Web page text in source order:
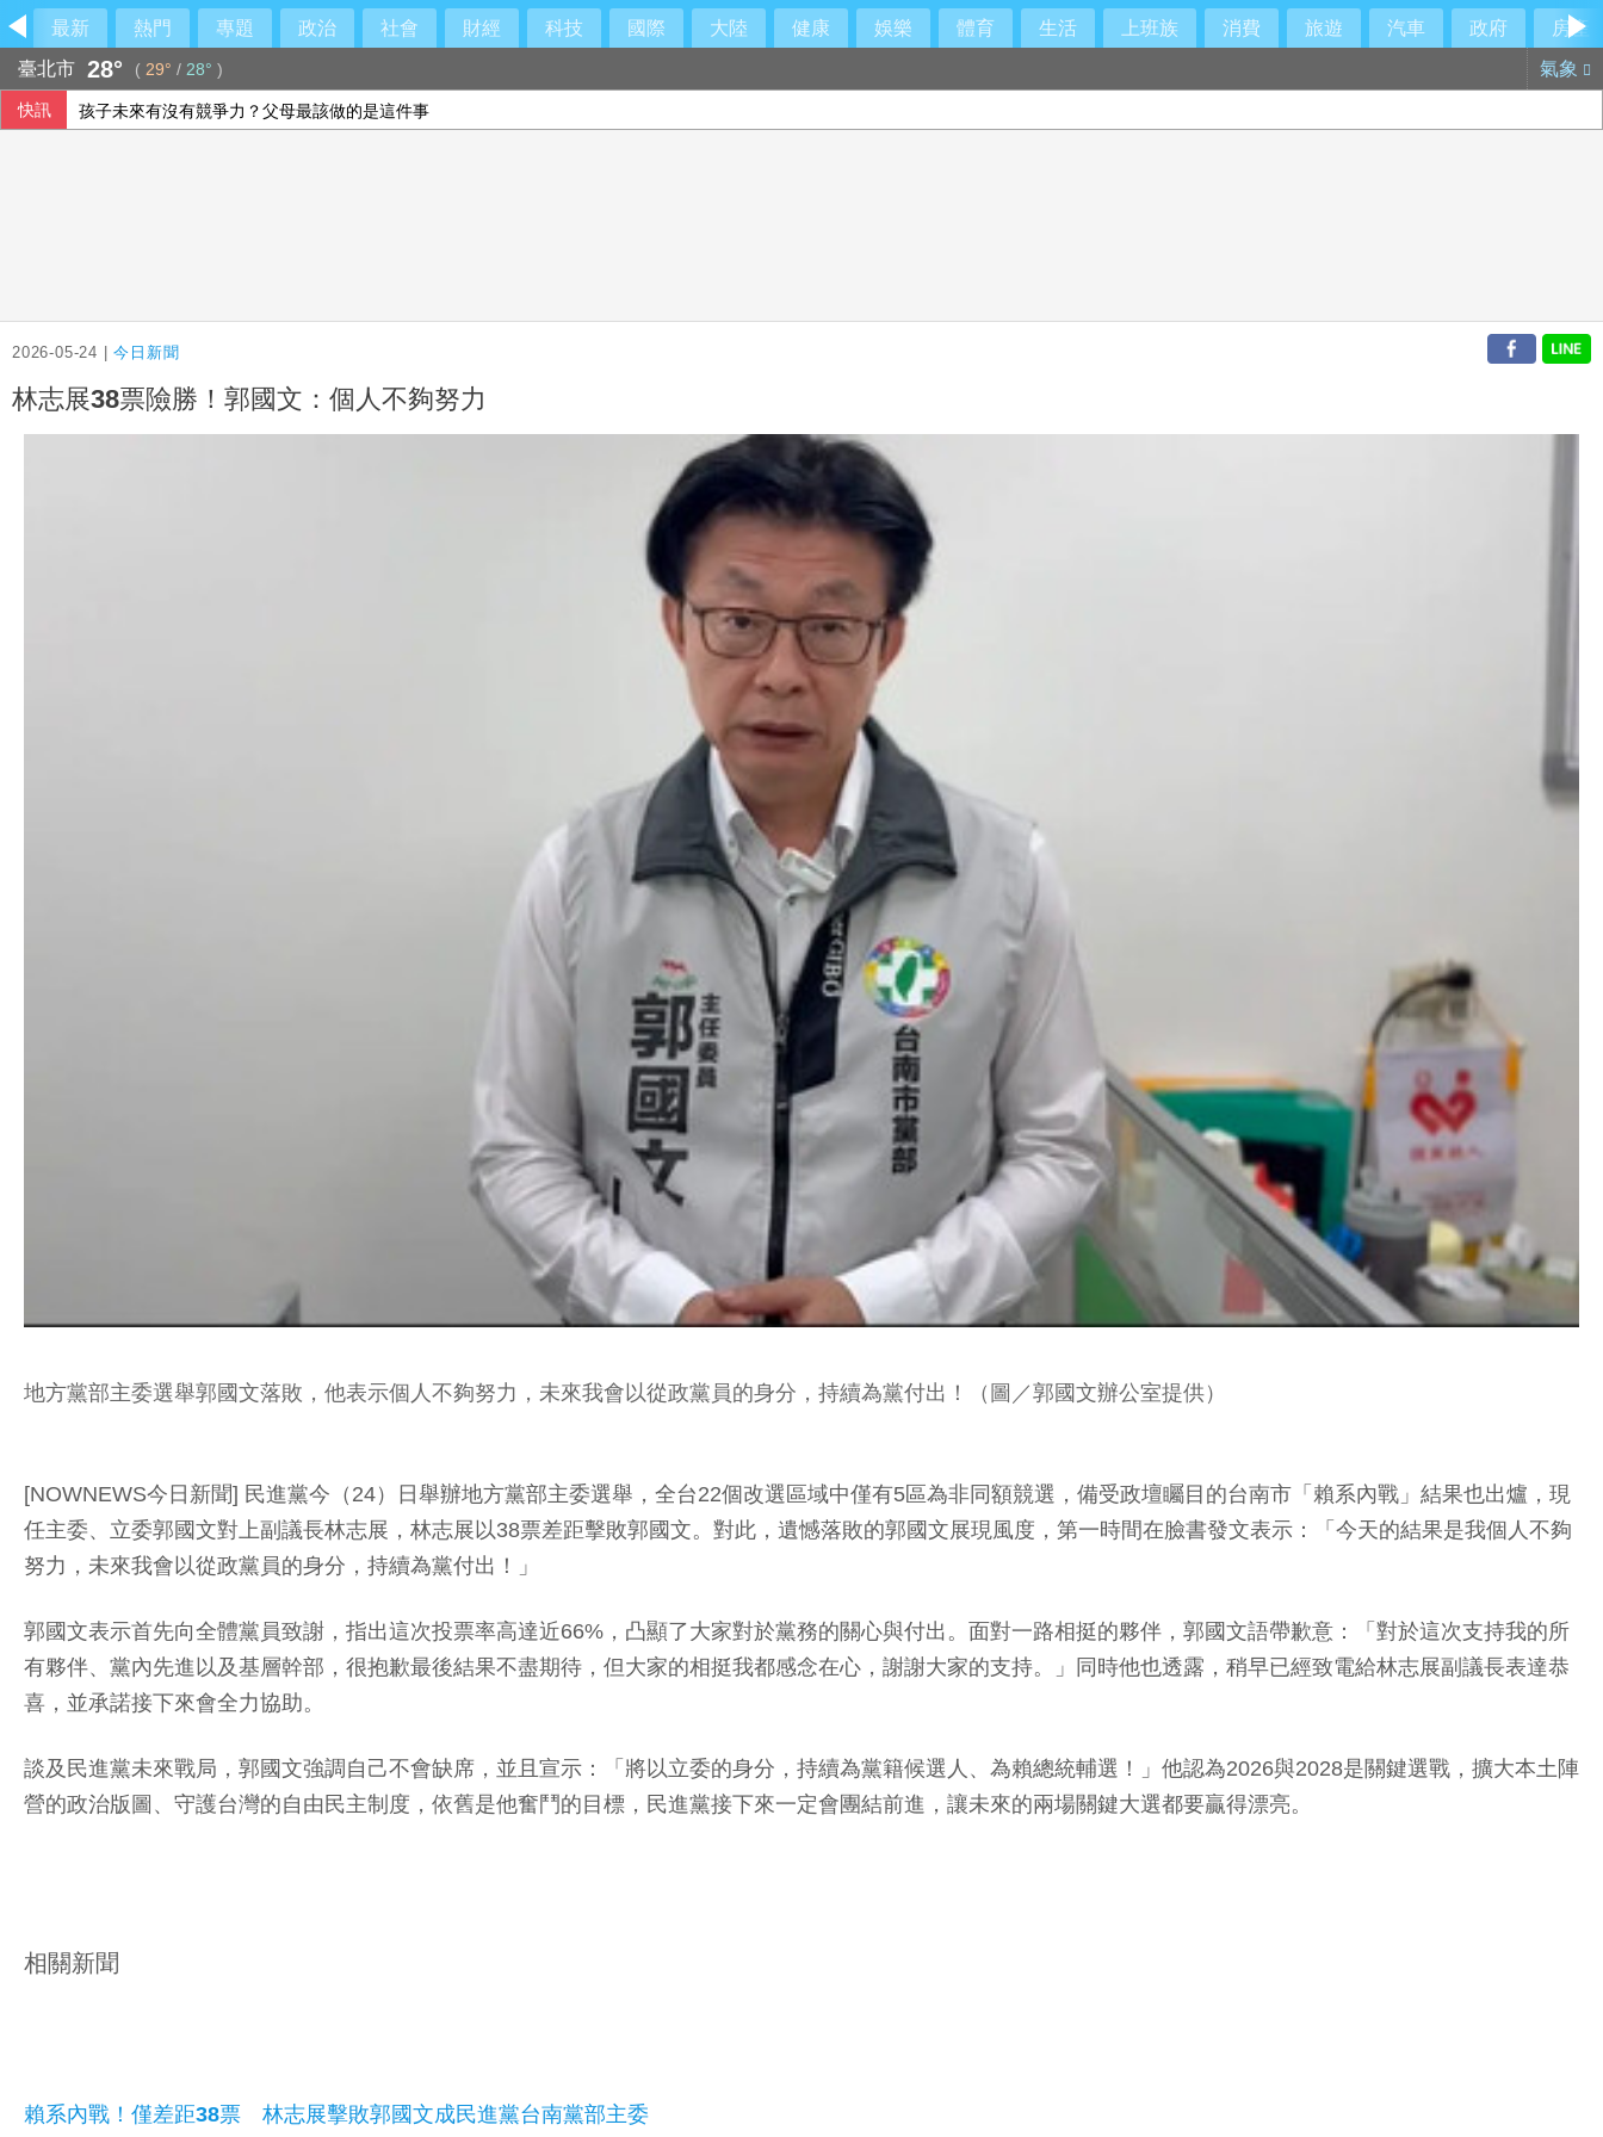
最新 熱門 專題 政治 社會 財經 科技 國際 大陸 健康 娛樂 體育 生活 上班族 消費 旅遊 汽車 政府
房產
臺北市 28° ( 29° / 28° ) 氣象
快訊 孩子未來有沒有競爭力？父母最該做的是這件事
2026-05-24 |今日新聞
林志展38票險勝！郭國文：個人不夠努力
地方黨部主委選舉郭國文落敗，他表示個人不夠努力，未來我會以從政黨員的身分，持續為黨付出！（圖／郭國文辦公室提供）
[NOWNEWS今日新聞] 民進黨今（24）日舉辦地方黨部主委選舉，全台22個改選區域中僅有5區為非同額競選，備受政壇矚目的台南市「賴系內戰」結果也出爐，現
任主委、立委郭國文對上副議長林志展，林志展以38票差距擊敗郭國文。對此，遺憾落敗的郭國文展現風度，第一時間在臉書發文表示：「今天的結果是我個人不夠
努力，未來我會以從政黨員的身分，持續為黨付出！」
郭國文表示首先向全體黨員致謝，指出這次投票率高達近66%，凸顯了大家對於黨務的關心與付出。面對一路相挺的夥伴，郭國文語帶歉意：「對於這次支持我的所
有夥伴、黨內先進以及基層幹部，很抱歉最後結果不盡期待，但大家的相挺我都感念在心，謝謝大家的支持。」同時他也透露，稍早已經致電給林志展副議長表達恭
喜，並承諾接下來會全力協助。
談及民進黨未來戰局，郭國文強調自己不會缺席，並且宣示：「將以立委的身分，持續為黨籍候選人、為賴總統輔選！」他認為2026與2028是關鍵選戰，擴大本土陣
營的政治版圖、守護台灣的自由民主制度，依舊是他奮鬥的目標，民進黨接下來一定會團結前進，讓未來的兩場關鍵大選都要贏得漂亮。
相關新聞
賴系內戰！僅差距38票 林志展擊敗郭國文成民進黨台南黨部主委